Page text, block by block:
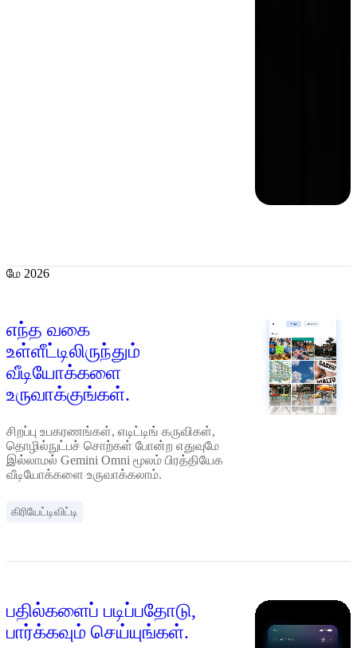
மே 2026
எந்த வகை
உள்ளீட்டிலிருந்தும்
வீடியோக்களை
உருவாக்குங்கள்.
சிறப்பு உபகரணங்கள், எடிட்டிங் கருவிகள்,
தொழில்நுட்பச் சொற்கள் போன்ற எதுவுமே
இல்லாமல் Gemini Omni மூலம் பிரத்தியேக
வீடியோக்களை உருவாக்கலாம்.
கிரியேட்டிவிட்டி
பதில்களைப் படிப்பதோடு,
பார்க்கவும் செய்யுங்கள்.